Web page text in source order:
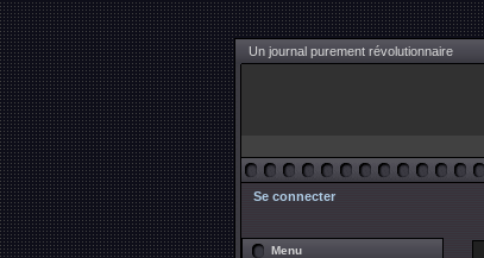
Un journal purement révolutionnaire
Se connecter
Menu